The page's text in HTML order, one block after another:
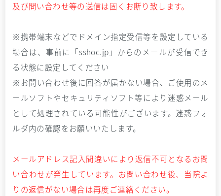
及び問い合わせ等の送信は固くお断り致します。
※携帯端末などでドメイン指定受信等を設定している
場合は、事前に「sshoc.jp」からのメールが受信でき
る状態に設定してください
※お問い合わせ後に回答が届かない場合、ご使用のメ
ールソフトやセキュリティソフト等により迷惑メール
として処理されている可能性がございます。迷惑フォ
ルダ内の確認をお願いいたします。
メールアドレス記入間違いにより返信不可となるお問
い合わせが発生しています。お問い合わせ後、当院よ
りの返信がない場合は再度ご連絡ください。